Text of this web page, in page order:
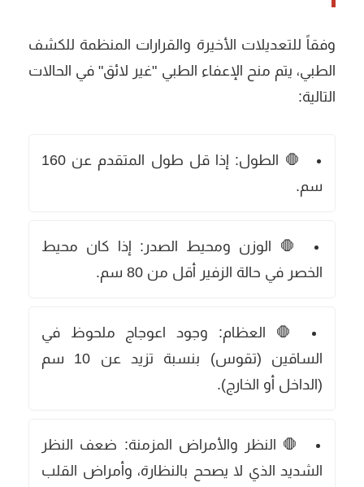
وفقاً للتعديلات الأخيرة والقرارات المنظمة للكشف
الطبي، يتم منح الإعفاء الطبي "غير لائق" في الحالات
التالية:
🛑 الطول:
إذا قل طول المتقدم عن 160
سم.
🛑 الوزن ومحيط الصدر: إذا كان محيط
الخصر في حالة الزفير أقل من 80 سم.
🛑 العظام: وجود اعوجاج ملحوظ في
الساقين (تقوس) بنسبة تزيد عن 10 سم
(الداخل أو الخارج).
🛑 النظر والأمراض المزمنة: ضعف النظر
الشديد الذي لا يصحح بالنظارة، وأمراض القلب